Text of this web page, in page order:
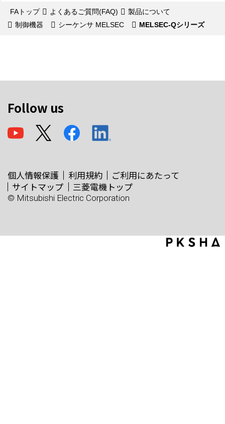
FAトップ よくあるご質問(FAQ)
製品について
制御機器
シーケンサ MELSEC MELSEC-Qシリーズ
Follow us
個人情報保護 利用規約
ご利用にあたって
サイトマップ
三菱電機トップ
© Mitsubishi Electric Corporation